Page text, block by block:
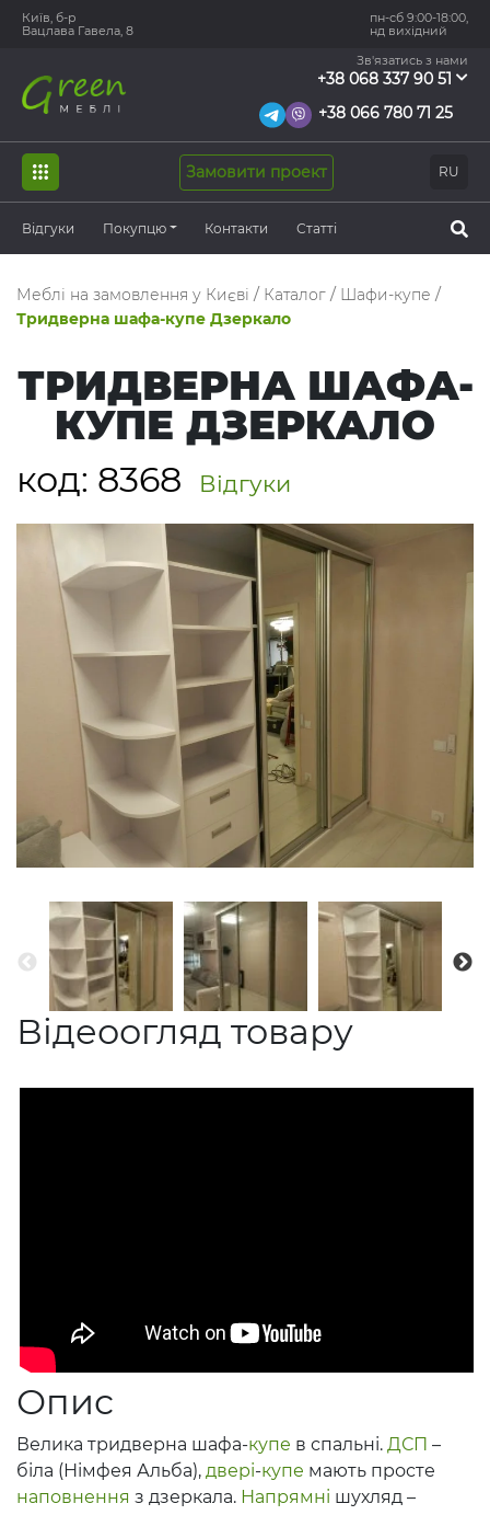
Київ, б-р
Вацлава Гавела, 8
пн-сб 9:00-18:00,
нд вихідний
Зв'язатись з нами
+38 068 337 90 51
+38 066 780 71 25
RU
Замовити проект
Відгуки Покупцю Контакти Статті
Меблі на замовлення у Києві / Каталог / Шафи-купе /
Тридверна шафа-купе Дзеркало
ТРИДВЕРНА ШАФА-
КУПЕ ДЗЕРКАЛО
код: 8368 Відгуки
Відеоогляд товару
Опис
Велика тридверна шафа-купе в спальні. ДСП –
біла (Німфея Альба), двері-купе мають просте
наповнення з дзеркала. Напрямні шухляд –